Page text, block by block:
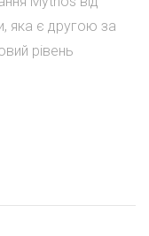
яка є другою за
рівень